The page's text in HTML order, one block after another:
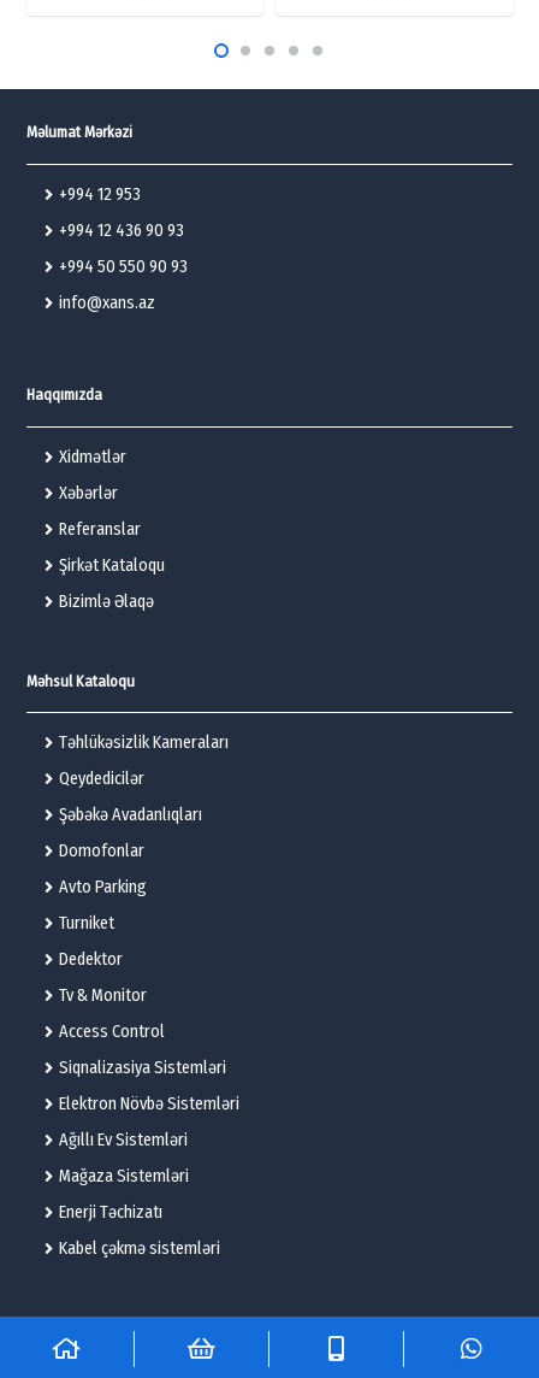
Məlumat Mərkəzi
+994 12 953
+994 12 436 90 93
+994 50 550 90 93
info@xans.az
Haqqımızda
Xidmətlər
Xəbərlər
Referanslar
Şirkət Kataloqu
Bizimlə Əlaqə
Məhsul Kataloqu
Təhlükəsizlik Kameraları
Qeydedicilər
Şəbəkə Avadanlıqları
Domofonlar
Avto Parking
Turniket
Dedektor
Tv & Monitor
Access Control
Siqnalizasiya Sistemləri
Elektron Növbə Sistemləri
Ağıllı Ev Sistemləri
Mağaza Sistemləri
Enerji Təchizatı
Kabel çəkmə sistemləri
© 2025 – Flame Technologies